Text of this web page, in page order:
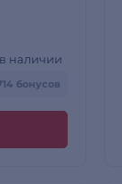
наличии
бонусов